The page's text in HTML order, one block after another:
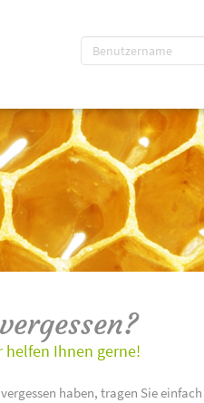
helfen Ihnen gerne!
haben, tragen Sie